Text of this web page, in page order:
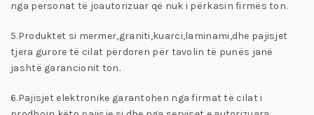
nga personat të joautorizuar që nuk i përkasin firmës ton.
5.Produktet si mermer,graniti,kuarci,laminami,dhe pajisjet
tjera gurore të cilat përdoren për tavolin të punës janë
jashtë garancionit ton.
6.Pajisjet elektronike garantohen nga firmat të cilat i